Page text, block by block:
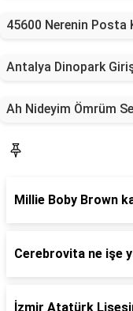
45600 Nerenin Posta
Antalya Dinopark
Ah Nideyim Ömrüm
Millie Boby Brown
Cerebrovita ne işe
İzmir Atatürk